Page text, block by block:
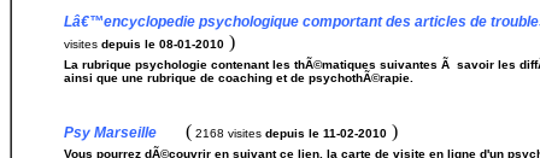
Lâ€™encyclopedie psychologique comportant des articles de
visites depuis le 08-01-2010 )
La rubrique psychologie contenant les thÃ©matiques suivantes Ã savoir les
ainsi que une rubrique de coaching et de psychothÃ©rapie.
Psy Marseille ( 2168 visites depuis le 11-02-2010 )
Vous pourrez dÃ©couvrir en suivant ce lien, la carte de visite en ligne d'un